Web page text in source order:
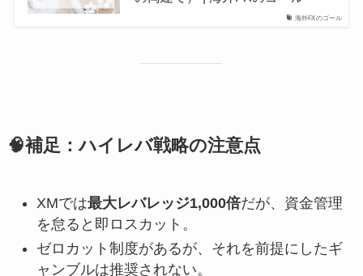
海外FXのゴール
🧠補足：ハイレバ戦略の注意点
XMでは最大レバレッジ1,000倍だが、資金管理
を怠ると即ロスカット。
ゼロカット制度があるが、それを前提にしたギ
ャンブルは推奨されない。